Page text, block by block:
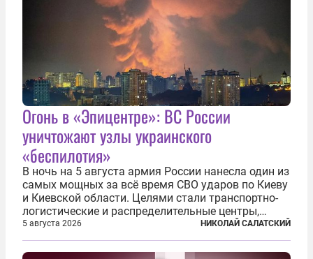
Огонь в «Эпицентре»: ВС России
уничтожают узлы украинского
«беспилотия»
В ночь на 5 августа армия России нанесла один из
самых мощных за всё время СВО ударов по Киеву
и Киевской области. Целями стали транспортно-
логистические и распределительные центры,
которые ВСУ использовали для хранения и
доставки вооружений и грузов военного
назначения. Атака также «накрыла»...
5 августа 2026 НИКОЛАЙ САЛАТСКИЙ